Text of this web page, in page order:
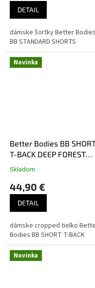
DETAIL
dámske šortky Better Bodies
BB STANDARD SHORTS
Novinka
Better Bodies BB
T-BACK DEEP FOREST
CAMO – tielko Better
tmavozelené
Skladom
44,90 €
DETAIL
dámske cropped tielko
Bodies BB SHORT T-BACK
Novinka